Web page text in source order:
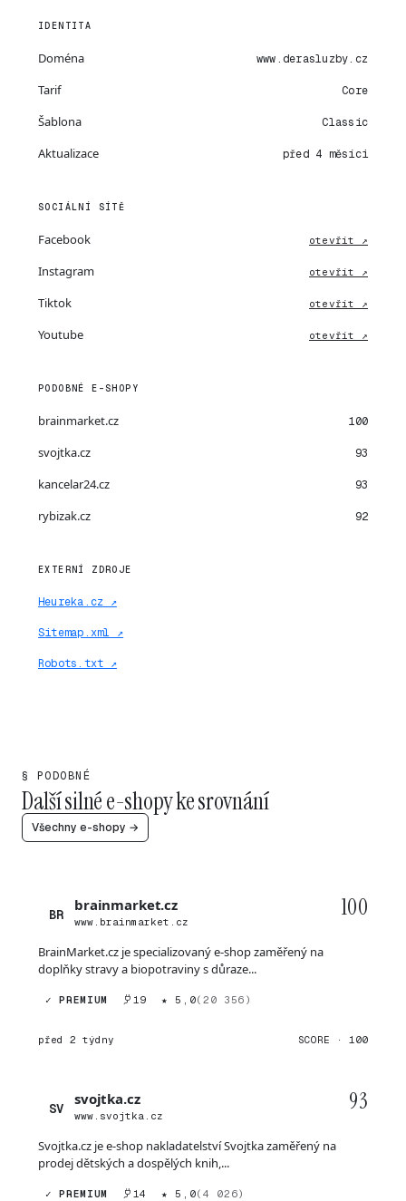
IDENTITA
Doména www.derasluzby.cz
Tarif Core
Šablona Classic
Aktualizace před 4 měsíci
SOCIÁLNÍ SÍTĚ
Facebook otevřít ↗
Instagram otevřít ↗
Tiktok otevřít ↗
Youtube otevřít ↗
PODOBNÉ E-SHOPY
brainmarket.cz 100
svojtka.cz 93
kancelar24.cz 93
rybizak.cz 92
EXTERNÍ ZDROJE
Heureka.cz ↗
Sitemap.xml ↗
Robots.txt ↗
§ PODOBNÉ
Další silné e-shopy ke srovnání
Všechny e-shopy →
BR
brainmarket.cz
www.brainmarket.cz
100
BrainMarket.cz je specializovaný e-shop zaměřený na
doplňky stravy a biopotraviny s důraze...
✓ PREMIUM 19 ★ 5,0(20 356)
před 2 týdny SCORE · 100
SV
svojtka.cz
www.svojtka.cz
93
Svojtka.cz je e-shop nakladatelství Svojtka zaměřený na
prodej dětských a dospělých knih,...
✓ PREMIUM 14 ★ 5,0(4 026)